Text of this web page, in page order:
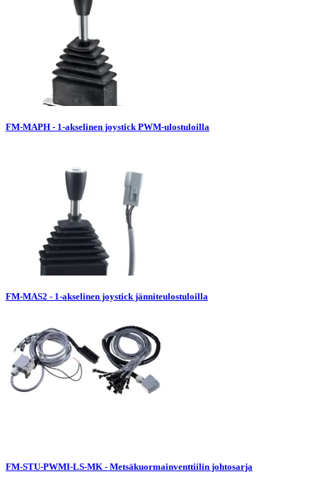
FM-MAPH - 1-akselinen joystick PWM-ulostuloilla
FM-MAS2 - 1-akselinen joystick jänniteulostuloilla
FM-STU-PWMI-LS-MK - Metsäkuormainventtiilin johtosarja